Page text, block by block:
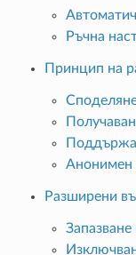
Ръчна
Принцип на
Анонимен
Разширени
Запазване